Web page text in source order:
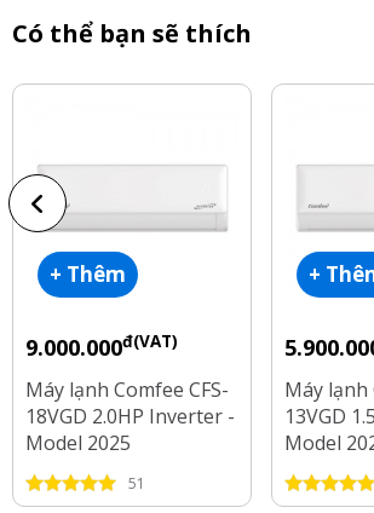
Có thể bạn sẽ thích
+ Thêm
9.000.000đ(VAT)
Máy lạnh Comfee CFS-
18VGD 2.0HP Inverter -
Model 2025
51
+
Máy lạnh
13VGD
Model